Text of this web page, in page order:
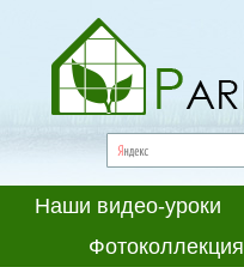
Наши видео-уроки
Фотоколлекция